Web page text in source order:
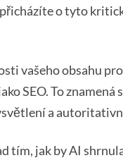
o tyto
vašeho obsahu
SEO. To
a
tím, jak by AI